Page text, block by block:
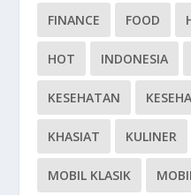
FINANCE FOOD
HOT INDONESIA
KESEHATAN
KHASIAT KULINER
MOBIL KLASIK